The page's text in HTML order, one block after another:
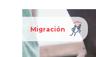
Migración